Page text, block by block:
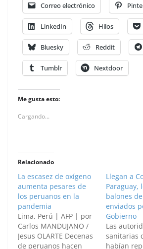
Correo electrónico
LinkedIn Hilos
Bluesky Reddit
Tumblr Nextdoor
Me gusta esto:
Cargando...
Relacionado
La escasez de oxígeno
aumenta pesares de
los peruanos en la
pandemia
Lima, Perú | AFP | por
Carlos MANDUJANO /
Jesus OLARTE Decenas
de peruanos hacen
Llegan a
Paraguay,
balones
enviados
Gobierno
Las
sanitarias
habían